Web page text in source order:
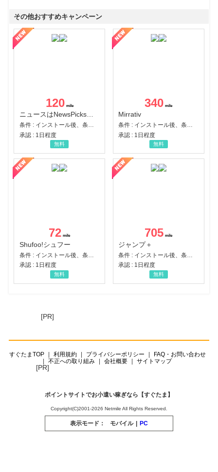
その他おすすめキャンペーン
120
ニュースはNewsPicks｜経済ニュース・就活・ビジネス
条件 : インストール後、条件達成
承認 : 1日程度
無料
340
Mirrativ
条件 : インストール後、条件達成
承認 : 1日程度
無料
72
Shufoo!シュフー
承認 : 1日程度
無料
705
ジャンプ＋
承認 : 1日程度
無料
[PR]
すぐたまTOP 利用規約 プライバシーポリシー
FAQ・お問い合わせ
不正への取り組み
会社概要 サイトマップ
[PR]
ポイントサイトでお小遣い稼ぎなら【すぐたま】
Copyright(C)2001-2026 Netmile All Rights Reserved.
表示モード： モバイル | PC